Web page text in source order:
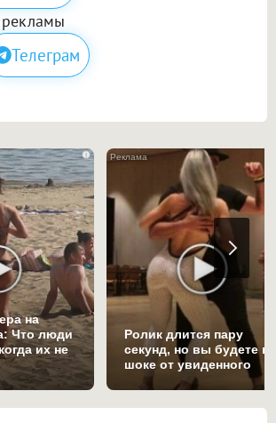
Телеграм
i
на
Что люди
их не
Ролик длится пару
секунд, но вы будете в
шоке от увиденного